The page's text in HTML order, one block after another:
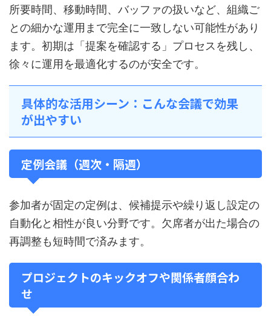
所要時間、移動時間、バッファの扱いなど、組織ご
との細かな運用まで完全に一致しない可能性があり
ます。初期は「提案を確認する」プロセスを残し、
徐々に運用を最適化するのが安全です。
具体的な活用シーン：こんな会議で効果
が出やすい
定例会議（週次・隔週）
参加者が固定の定例は、候補提示や繰り返し設定の
自動化と相性が良い分野です。欠席者が出た場合の
再調整も短時間で済みます。
プロジェクトのキックオフや関係者顔合わ
せ